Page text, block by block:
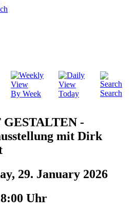
By Week Today Search
-
mit Dirk
29. January 2026
Uhr